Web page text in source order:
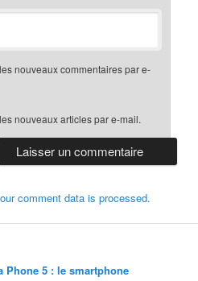
nouveaux commentaires par e-
nouveaux articles par e-mail.
comment data is processed.
Phone 5 : le smartphone